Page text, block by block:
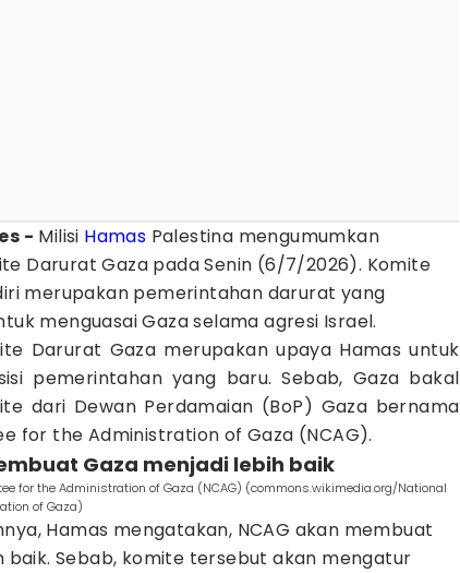
- Milisi Hamas Palestina mengumumkan
Darurat Gaza pada Senin (6/7/2026). Komite
merupakan pemerintahan darurat yang
menguasai Gaza selama agresi Israel.
Darurat Gaza merupakan upaya Hamas untuk
pemerintahan yang baru. Sebab, Gaza bakal
dari Dewan Perdamaian (BoP) Gaza bernama
for the Administration of Gaza (NCAG).
Gaza menjadi lebih baik
for the Administration of Gaza (NCAG) (commons.wikimedia.org/National
of Gaza)
Hamas mengatakan, NCAG akan membuat
baik. Sebab, komite tersebut akan mengatur